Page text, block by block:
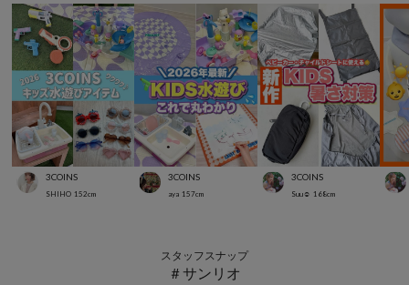
3COINS
SHIHO 152cm
3COINS
aya 157cm
3COINS
Suu☺︎ 168cm
スタッフスナップ
＃サンリオ